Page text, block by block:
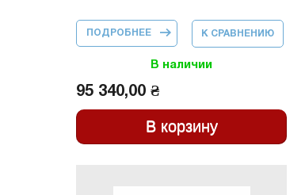
95 340,00 ₴
К СРАВНЕНИЮ
В наличии
ПОДРОБНЕЕ О ПАКЕТНОЕ
ПРЕДЛОЖЕНИЕ
GB172I-14KD
АРТ.1721702002